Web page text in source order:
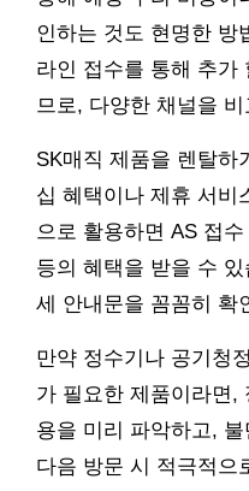
인하는 것도 현명한 방
라인 접수를 통해 추가
므로, 다양한 채널을
SK매직 제품을 렌탈하
십 혜택이나 제휴 서비
으로 활용하면 AS 접
등의 혜택을 받을 수
세 안내문을 꼼꼼히 확
만약 정수기나 공기청
가 필요한 제품이라면,
용을 미리 파악하고,
다음 방문 시 적극적으